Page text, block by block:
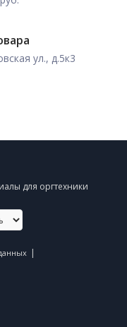
ул., д.5к3
для оргтехники
|